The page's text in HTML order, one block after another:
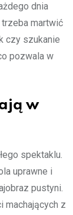
dnia
martwić
czy szukanie
pozwala w
w
spektaklu.
uprawne i
pustyni.
machających z